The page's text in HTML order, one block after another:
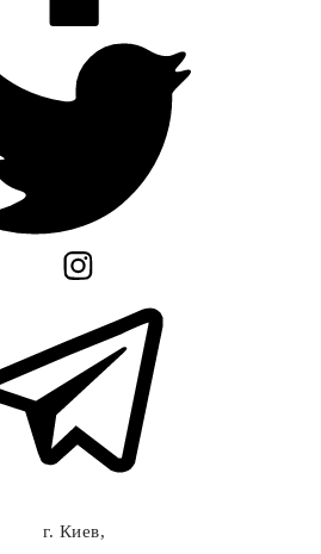
г. Киев,